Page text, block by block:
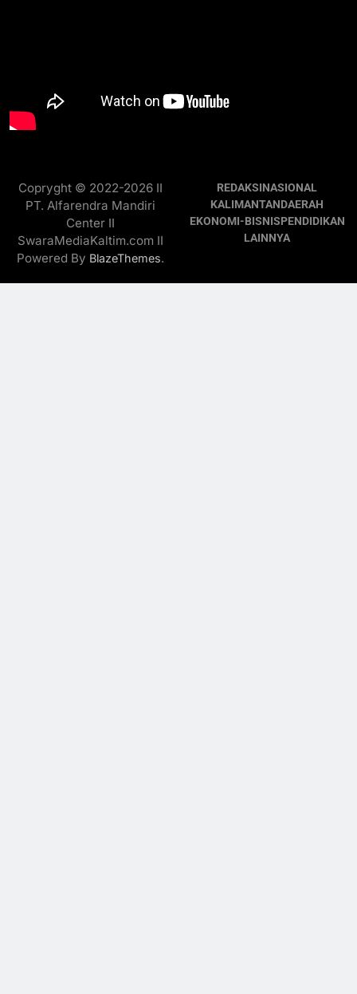
Copryght © 2022-2026 II
PT. Alfarendra Mandiri
Center II
SwaraMediaKaltim.com II
Powered By BlazeThemes.
REDAKSINASIONAL
KALIMANTANDAERAH
EKONOMI-BISNISPENDIDIKAN
LAINNYA